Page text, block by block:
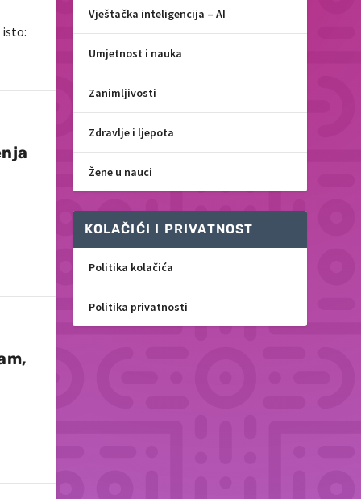
Vještačka inteligencija – AI
Umjetnost i nauka
Zanimljivosti
Zdravlje i ljepota
Žene u nauci
KOLAČIĆI I PRIVATNOST
Politika kolačića
Politika privatnosti